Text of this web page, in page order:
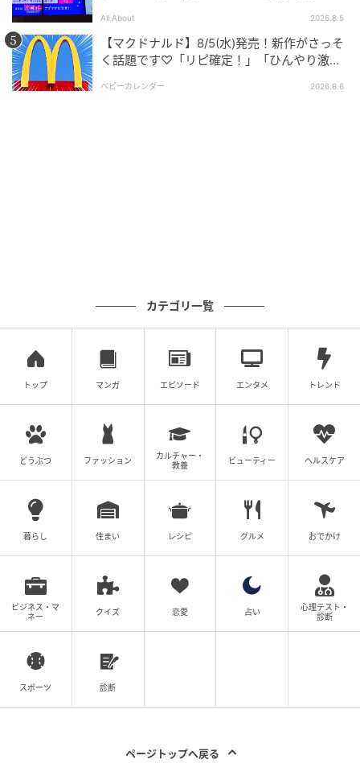
元記事で読む
今週新発売の惣菜パンまとめ！『焼きカレー
パン サイボクゴールデンポークのひき肉入
りカレー』、『カレーパン 万代バスセンタ
ーのカレー風味 万代そば監修』など♪
All About 2026.8.5
【マクドナルド】8/5(水)発売！新作がさっそ
く話題です♡「リピ確定！」「ひんやり激う
ベビーカレンダー 2026.8.6
カテゴリ一覧
トップ マンガ エピソード エンタメ トレンド
どうぶつ ファッション
カルチャー・
教養
ビューティー ヘルスケア
暮らし 住まい レシピ グルメ おでかけ
ビジネス・マ
ネー
クイズ 恋愛 占い
心理テスト・
診断
スポーツ 診断
ページトップへ戻る